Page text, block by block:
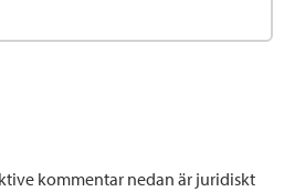
kommentar nedan är juridiskt